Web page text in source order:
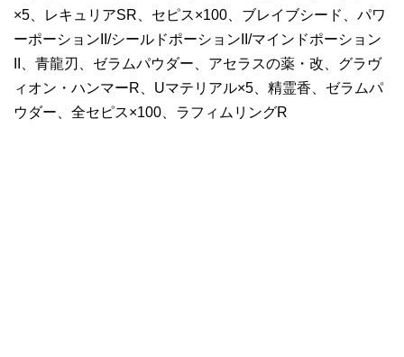
×5、レキュリアSR、セピス×100、ブレイブシード、パワ
ーポーションII/シールドポーションII/マインドポーション
II、青龍刃、ゼラムパウダー、アセラスの薬・改、グラヴ
ィオン・ハンマーR、Uマテリアル×5、精霊香、ゼラムパ
ウダー、全セピス×100、ラフィムリングR